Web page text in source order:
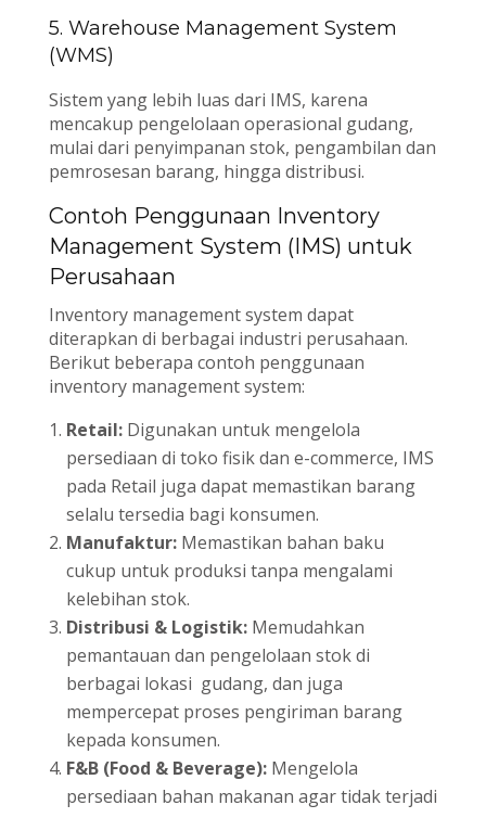
5. Warehouse Management System
(WMS)
Sistem yang lebih luas dari IMS, karena
mencakup pengelolaan operasional gudang,
mulai dari penyimpanan stok, pengambilan dan
pemrosesan barang, hingga distribusi.
Contoh Penggunaan Inventory
Management System (IMS) untuk
Perusahaan
Inventory management system dapat
diterapkan di berbagai industri perusahaan.
Berikut beberapa contoh penggunaan
inventory management system:
Retail:Digunakan untuk mengelola
persediaan di toko fisik dan e-commerce, IMS
pada Retail juga dapat memastikan barang
selalu tersedia bagi konsumen.
Manufaktur:Memastikan bahan baku
cukup untuk produksi tanpa mengalami
kelebihan stok.
Distribusi & Logistik:Memudahkan
pemantauan dan pengelolaan stok di
berbagai lokasi gudang, dan juga
mempercepat proses pengiriman barang
kepada konsumen.
F&B (Food & Beverage):Mengelola
persediaan bahan makanan agar tidak terjadi